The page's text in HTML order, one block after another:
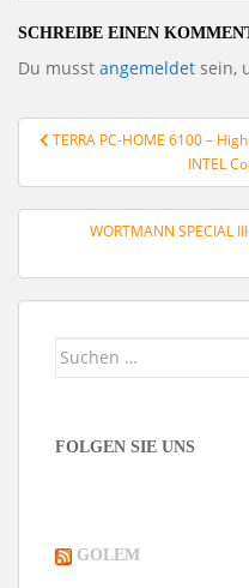
SCHREIBE EINEN
Du musst angemeldet sein,
Beitragsnavigation
TERRA PC-HOME 6100 –
INTEL
WORTMANN SPECIAL
Suchen
FOLGEN SIE UNS
GOLEM